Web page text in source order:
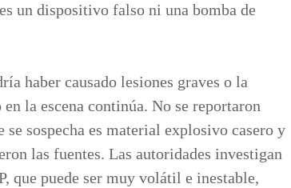
un dispositivo falso ni una bomba de
haber causado lesiones graves o la
la escena continúa. No se reportaron
sospecha es material explosivo casero y
las fuentes. Las autoridades investigan
que puede ser muy volátil e inestable,